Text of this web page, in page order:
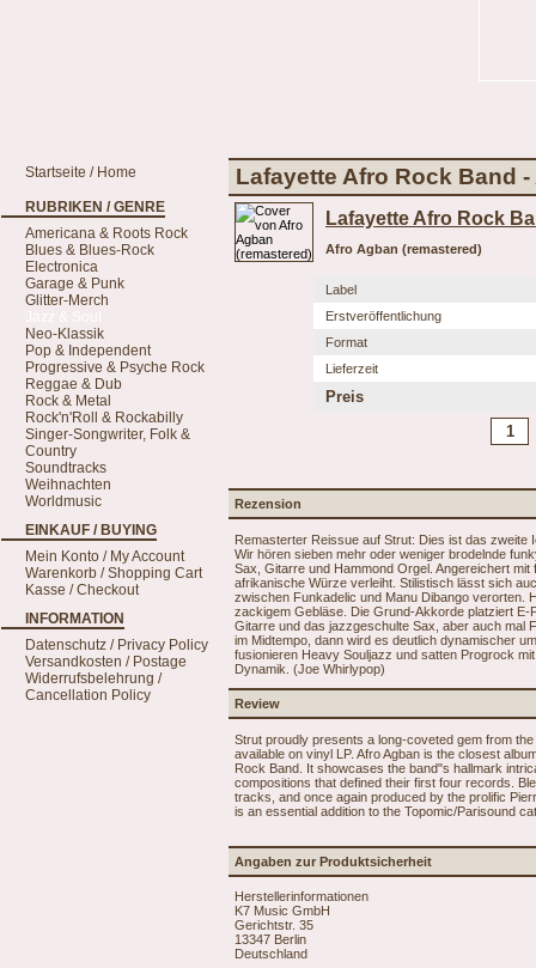
Startseite / Home
RUBRIKEN / GENRE
Americana & Roots Rock
Blues & Blues-Rock
Electronica
Garage & Punk
Glitter-Merch
Neo-Klassik
Pop & Independent
Progressive & Psyche Rock
Reggae & Dub
Rock & Metal
Rock'n'Roll & Rockabilly
Singer-Songwriter, Folk &
Country
Soundtracks
Weihnachten
Worldmusic
EINKAUF / BUYING
Mein Konto / My Account
Warenkorb / Shopping Cart
Kasse / Checkout
INFORMATION
Datenschutz / Privacy Policy
Versandkosten / Postage
Widerrufsbelehrung /
Cancellation Policy
Lafayette Afro Rock Band
Lafayette Afro Rock
Afro Agban (remastered)
Label
Erstveröffentlichung
Format
Lieferzeit
Preis
Rezension
Remasterter Reissue auf Strut: Dies ist das zweite
Wir hören sieben mehr oder weniger brodelnde
Sax, Gitarre und Hammond Orgel. Angereichert
afrikanische Würze verleiht. Stilistisch lässt sich
zwischen Funkadelic und Manu Dibango verorten.
zackigem Gebläse. Die Grund-Akkorde platziert E-
Gitarre und das jazzgeschulte Sax, aber auch mal
im Midtempo, dann wird es deutlich dynamischer
fusionieren Heavy Souljazz und satten Progrock
Dynamik. (Joe Whirlypop)
Review
Strut proudly presents a long-coveted gem from
available on vinyl LP. Afro Agban is the closest
Rock Band. It showcases the band"s hallmark
compositions that defined their first four records.
tracks, and once again produced by the prolific
is an essential addition to the Topomic/Parisound
Angaben zur Produktsicherheit
Herstellerinformationen
K7 Music GmbH
Gerichtstr. 35
13347 Berlin
Deutschland